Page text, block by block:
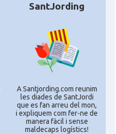
SantJording
A Santjording.com reunim
les diades de SantJordi
que es fan arreu del mon,
i expliquem com fer-ne de
manera fàcil i sense
maldecaps logí­stics!